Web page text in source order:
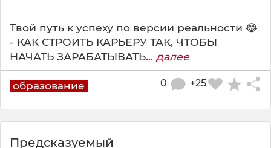
Твой путь к успеху по версии реальности 😂
- КАК СТРОИТЬ КАРЬЕРУ ТАК, ЧТОБЫ
НАЧАТЬ ЗАРАБАТЫВАТЬ... далее
образование +25
0
Предсказуемый